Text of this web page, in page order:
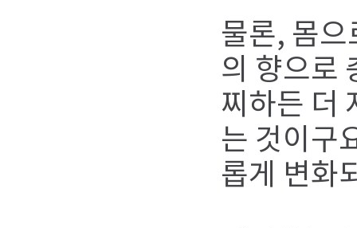
물론, 몸으
의 향으로
찌하든 더
는 것이구
롭게 변화